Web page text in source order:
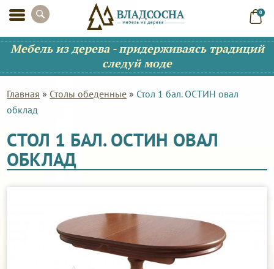
0
Мебель из дерева - придерживаясь традиций
следуй моде
Главная » Столы обеденные » Стол 1 бал. ОСТИН овал
обклад
СТОЛ 1 БАЛ. ОСТИН ОВАЛ
ОБКЛАД